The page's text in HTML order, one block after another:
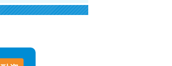
済方法を徹底解説！ もっとも便